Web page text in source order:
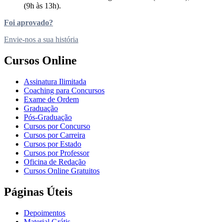
(9h às 13h).
Foi aprovado?
Envie-nos a sua história
Cursos Online
Assinatura Ilimitada
Coaching para Concursos
Exame de Ordem
Graduação
Pós-Graduação
Cursos por Concurso
Cursos por Carreira
Cursos por Estado
Cursos por Professor
Oficina de Redação
Cursos Online Gratuitos
Páginas Úteis
Depoimentos